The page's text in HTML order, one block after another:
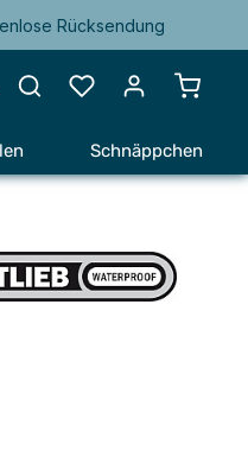
Rücksendung
Schnäppchen